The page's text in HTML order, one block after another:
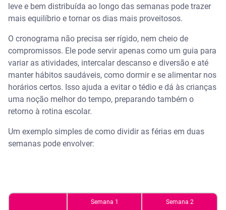
leve e bem distribuída ao longo das semanas pode trazer
mais equilíbrio e tornar os dias mais proveitosos.
O cronograma não precisa ser rígido, nem cheio de
compromissos. Ele pode servir apenas como um guia para
variar as atividades, intercalar descanso e diversão e até
manter hábitos saudáveis, como dormir e se alimentar nos
horários certos. Isso ajuda a evitar o tédio e dá às crianças
uma noção melhor do tempo, preparando também o
retorno à rotina escolar.
Um exemplo simples de como dividir as férias em duas
semanas pode envolver:
Semana 1 Semana 2